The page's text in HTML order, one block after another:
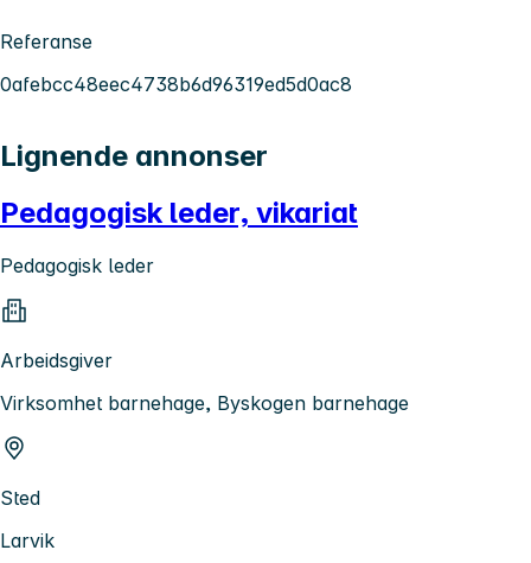
Referanse
0afebcc48eec4738b6d96319ed5d0ac8
Lignende annonser
Pedagogisk leder, vikariat
Pedagogisk leder
Arbeidsgiver
Virksomhet barnehage, Byskogen barnehage
Sted
Larvik